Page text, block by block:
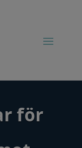
för